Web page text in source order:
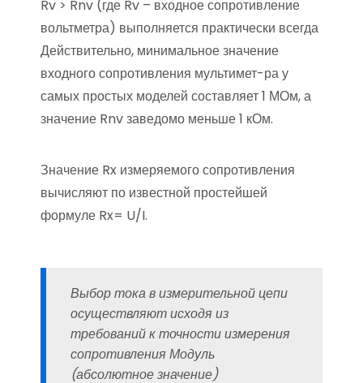
Rv > Rnv (где Rv – входное сопротивление
вольтметра) выполняется практически всегда
Действительно, минимальное значение
входного сопротивления мультимет-ра у
самых простых моделей составляет 1 МОм, а
значение Rnv заведомо меньше 1 кОм.
Значение Rx измеряемого сопротивления
вычисляют по известной простейшей
формуле Rx= U/I.
Выбор тока в измерительной цепи
осуществляют исходя из
требований к точности измерения
сопротивления Модуль
(абсолютное значение)